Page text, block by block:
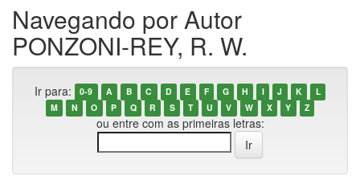
Navegando por Autor
PONZONI-REY, R. W.
Ir para: 0-9 A B C D E F G H I J K
L
M
N O P Q R S T U V W X Y Z
ou entre com as primeiras letras: